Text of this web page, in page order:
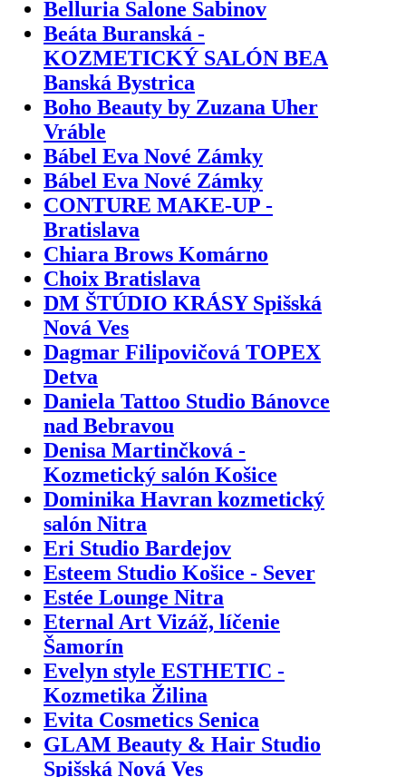
Belluria Salone Sabinov
Beáta Buranská -
KOZMETICKÝ SALÓN BEA
Banská Bystrica
Boho Beauty by Zuzana Uher
Vráble
Bábel Eva Nové Zámky
Bábel Eva Nové Zámky
CONTURE MAKE-UP -
Bratislava
Chiara Brows Komárno
Choix Bratislava
DM ŠTÚDIO KRÁSY Spišská
Nová Ves
Dagmar Filipovičová TOPEX
Detva
Daniela Tattoo Studio Bánovce
nad Bebravou
Denisa Martinčková -
Kozmetický salón Košice
Dominika Havran kozmetický
salón Nitra
Eri Studio Bardejov
Esteem Studio Košice - Sever
Estée Lounge Nitra
Eternal Art Vizáž, líčenie
Šamorín
Evelyn style ESTHETIC -
Kozmetika Žilina
Evita Cosmetics Senica
GLAM Beauty & Hair Studio
Spišská Nová Ves